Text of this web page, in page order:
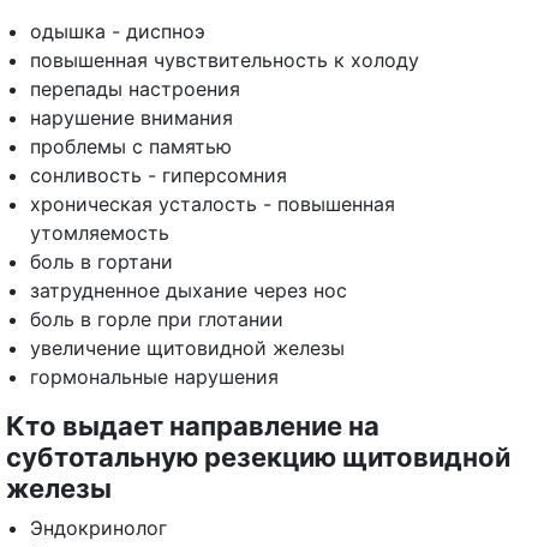
одышка - диспноэ
повышенная чувствительность к холоду
перепады настроения
нарушение внимания
проблемы с памятью
сонливость - гиперсомния
хроническая усталость - повышенная
утомляемость
боль в гортани
затрудненное дыхание через нос
боль в горле при глотании
увеличение щитовидной железы
гормональные нарушения
Кто выдает направление на
субтотальную резекцию щитовидной
железы
Эндокринолог